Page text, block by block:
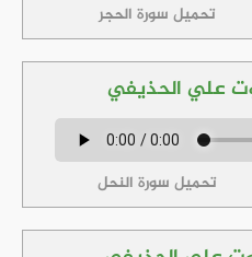
تحميل سورة الحجر
علي الحذيفي
تحميل سورة النحل